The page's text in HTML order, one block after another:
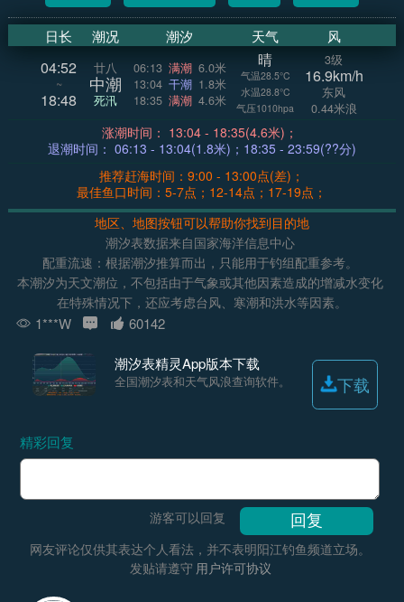
日长 潮况 潮汐 天气 风
04:52
~
18:48
廿八
中潮
死汛
06:13 满潮 6.0米
13:04 干潮 1.8米
18:35 满潮 4.6米
晴
气温28.5°C
水温28.8°C
气压1010hpa
3级
16.9km/h
东风
0.44米浪
涨潮时间： 13:04 - 18:35(4.6米)；
退潮时间： 06:13 - 13:04(1.8米)；18:35 - 23:59(??分)
推荐赶海时间：9:00 - 13:00点(差)；
最佳鱼口时间：5-7点；12-14点；17-19点；
地区、地图按钮可以帮助你找到目的地
潮汐表数据来自国家海洋信息中心
配重流速：根据潮汐推算而出，只能用于钓组配重参考。
本潮汐为天文潮位，不包括由于气象或其他因素造成的增减水变化
在特殊情况下，还应考虑台风、寒潮和洪水等因素。
1***W 60142
潮汐表精灵App版本下载
全国潮汐表和天气风浪查询软件。 下载
精彩回复
游客可以回复
网友评论仅供其表达个人看法，并不表明阳江钓鱼频道立场。
发贴请遵守 用户许可协议